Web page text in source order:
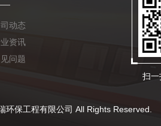
动态
资讯
问题
扫一
程有限公司 All Rights Reserved.